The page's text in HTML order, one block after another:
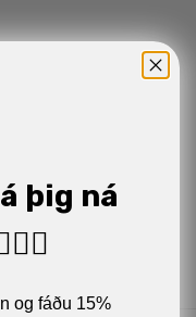
þig ná
og fáðu 15%